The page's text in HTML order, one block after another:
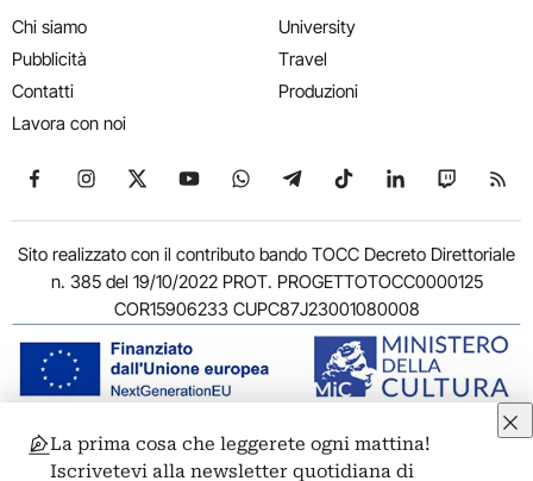
Chi siamo
Pubblicità
Contatti
Lavora con noi
University
Travel
Produzioni
Seguici su Facebook
Seguici su Instagram
Seguici su X
Seguici su YouTube
Seguici su WhatsApp
Seguici su Telegram
Seguici su TikTok
Seguici su
Seguici
Sito realizzato con il contributo bando TOCC Decreto Direttoriale
n. 385 del 19/10/2022 PROT. PROGETTOTOCC0000125
COR15906233 CUPC87J23001080008
© 2011-2026 ARTRIBUNE srl – Corso Vittorio Emanuele II, 287 –
La prima cosa che leggerete ogni mattina!
Iscrivetevi alla newsletter quotidiana di